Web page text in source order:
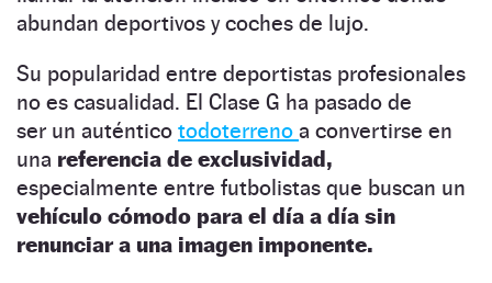
abundan deportivos y coches de lujo.
Su popularidad entre deportistas profesionales
no es casualidad. El Clase G ha pasado de
ser un auténtico todoterreno a convertirse en
una referencia de exclusividad,
especialmente entre futbolistas que buscan un
vehículo cómodo para el día a día sin
renunciar a una imagen imponente.